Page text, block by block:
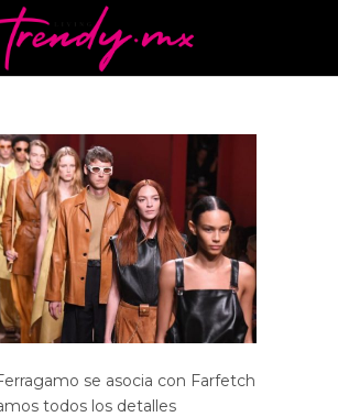
se asocia con Farfetch
todos los detalles